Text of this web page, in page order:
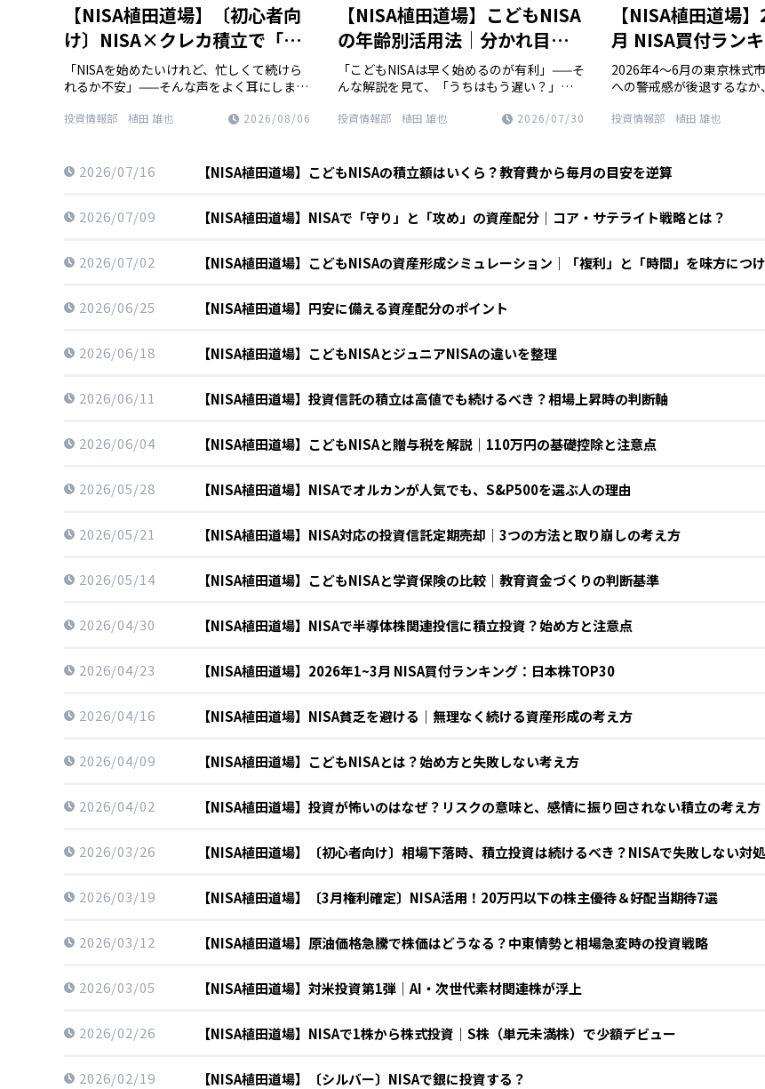
【NISA植田道場】〔初心者向
け〕NISA×クレカ積立で「ほ
ったらかし投資」
「NISAを始めたいけれど、忙しくて続けら
れるか不安」——そんな声をよく耳にしま
の強さではなく「仕組み」。今回はクレカ
投資情報部 植田 雄也 2026/08/06
【NISA植田道場】こどもNISA
の年齢別活用法｜分かれ目は1
2歳？
「こどもNISAは早く始めるのが有利」——そ
んな解説を見て、「うちはもう遅い？」と
始めても、その年齢に合った戦略がありま
投資情報部 植田 雄也 2026/07/30
【NISA植田道場
月 NISA買付ラン
株TOP30
2026年4～6月の東京株式
への警戒感が後退するなか
は月末値として初めて7万
投資情報部 植田 雄也
【NISA植田道場】こどもNISAの積立額はいくら？教育費から毎月の目安を逆算
2026/07/16
【NISA植田道場】NISAで「守り」と「攻め」の資産配分｜コア・サテライト戦略とは？
2026/07/09
【NISA植田道場】こどもNISAの資産形成シミュレーション｜「複利」と「時間」を味方につ
2026/07/02
【NISA植田道場】円安に備える資産配分のポイント
2026/06/25
【NISA植田道場】こどもNISAとジュニアNISAの違いを整理
2026/06/18
【NISA植田道場】投資信託の積立は高値でも続けるべき？相場上昇時の判断軸
2026/06/11
【NISA植田道場】こどもNISAと贈与税を解説｜110万円の基礎控除と注意点
2026/06/04
【NISA植田道場】NISAでオルカンが人気でも、S&P500を選ぶ人の理由
2026/05/28
【NISA植田道場】NISA対応の投資信託定期売却｜3つの方法と取り崩しの考え方
2026/05/21
【NISA植田道場】こどもNISAと学資保険の比較｜教育資金づくりの判断基準
2026/05/14
【NISA植田道場】NISAで半導体株関連投信に積立投資？始め方と注意点
2026/04/30
【NISA植田道場】2026年1~3月 NISA買付ランキング：日本株TOP30
2026/04/23
【NISA植田道場】NISA貧乏を避ける｜無理なく続ける資産形成の考え方
2026/04/16
【NISA植田道場】こどもNISAとは？始め方と失敗しない考え方
2026/04/09
【NISA植田道場】投資が怖いのはなぜ？リスクの意味と、感情に振り回されない積立の考え方
2026/04/02
【NISA植田道場】〔初心者向け〕相場下落時、積立投資は続けるべき？NISAで失敗しない対
2026/03/26
【NISA植田道場】〔3月権利確定〕NISA活用！20万円以下の株主優待＆好配当期待7選
2026/03/19
【NISA植田道場】原油価格急騰で株価はどうなる？中東情勢と相場急変時の投資戦略
2026/03/12
【NISA植田道場】対米投資第1弾｜AI・次世代素材関連株が浮上
2026/03/05
【NISA植田道場】NISAで1株から株式投資｜S株（単元未満株）で少額デビュー
2026/02/26
【NISA植田道場】〔シルバー〕NISAで銀に投資する？
2026/02/19